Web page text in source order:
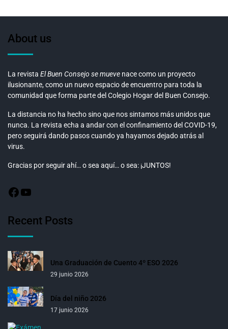
About us
La revista El Buen Consejo se mueve nace como un proyecto
ilusionante, como un nuevo espacio de encuentro para toda la
comunidad que forma parte del Colegio Hogar del Buen Consejo.
La distancia no ha hecho sino que nos sintamos más unidos que
nunca. La revista echa a andar con el confinamiento del COVID-19,
pero seguirá dando pasos cuando ya hayamos dejado atrás al
virus.
Gracias por seguir ahí… o sea aquí… o sea: ¡JUNTOS!
Recent Posts
Una Graduación de Cuento 4º ESO 2026
29 junio 2026
Día del niño 2026
17 junio 2026